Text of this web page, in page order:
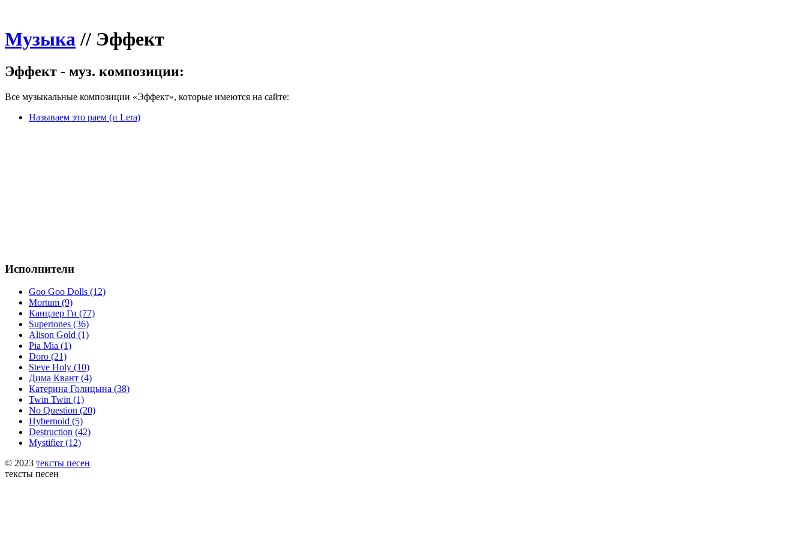
Музыка// Эффект
Эффект - муз. композиции:
Все музыкальные композиции «Эффект», которые имеются на сайте:
Называем это раем (и Lera)
Исполнители
Goo Goo Dolls (12)
Mortum (9)
Канцлер Ги (77)
Supertones (36)
Alison Gold (1)
Pia Mia (1)
Doro (21)
Steve Holy (10)
Дима Квант (4)
Катерина Голицына (38)
Twin Twin (1)
No Question (20)
Hybernoid (5)
Destruction (42)
Mystifier (12)
© 2023 тексты песен
тексты песен